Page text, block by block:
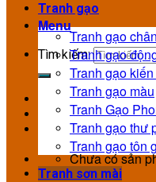
Menu
Tìm kiếm:
Chưa có sản
Tranh gạo
Tranh gạo
Tranh gạo
Tranh gạo
Tranh gạo màu
Tranh Gạo
Tranh gạo thư
Tranh gạo tôn
Tranh sơn mài